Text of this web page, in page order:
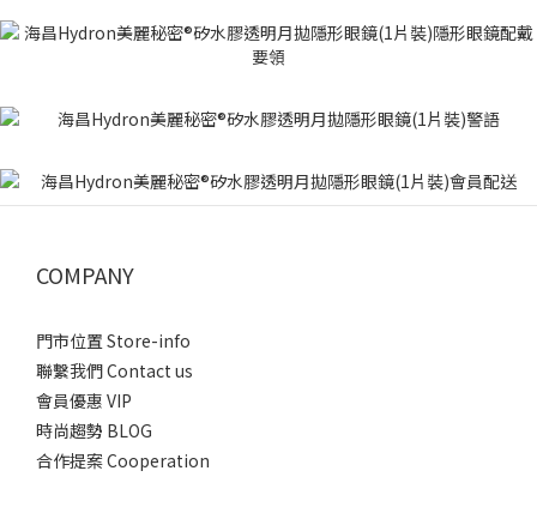
COMPANY
門市位置 Store-info
聯繫我們 Contact us
會員優惠 VIP
時尚趨勢 BLOG
合作提案 Cooperation